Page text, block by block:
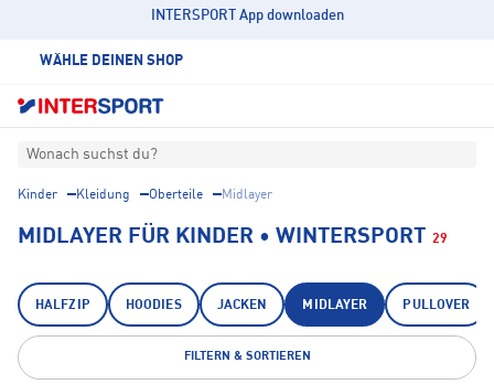
INTERSPORT App downloaden
WÄHLE DEINEN SHOP
Wonach suchst du?
Kinder Kleidung Oberteile Midlayer
MIDLAYER FÜR KINDER • WINTERSPORT 29
HALFZIP HOODIES JACKEN MIDLAYER PULLOVER
FILTERN & SORTIEREN